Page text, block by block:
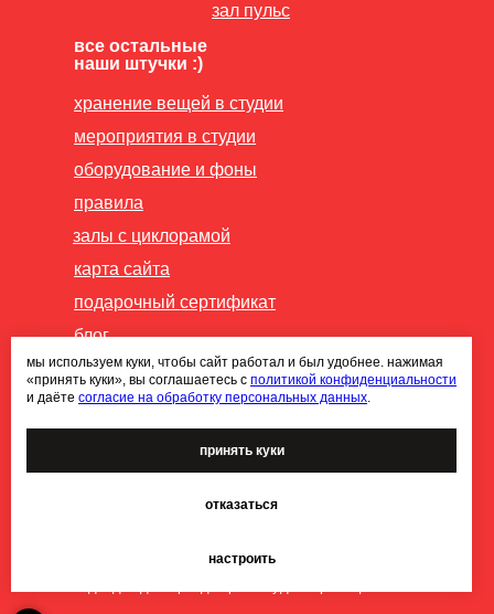
мы используем куки, чтобы сайт работал и был удобнее. нажимая
«принять куки», вы соглашаетесь с политикой конфиденциальности
и даёте согласие на обработку персональных данных.
принять куки
отказаться
настроить
политика конфиденциальности
согласие на обработку
персональных данных
блог
карта сайта
подарочный сертификат
хранение вещей в студии
мероприятия в студии
залы с циклорамой
публичная оферта
оборудование и фоны
правила
все остальные
наши штучки :)
зал пульс
Фотостудия является плательщиком НДС 5%.